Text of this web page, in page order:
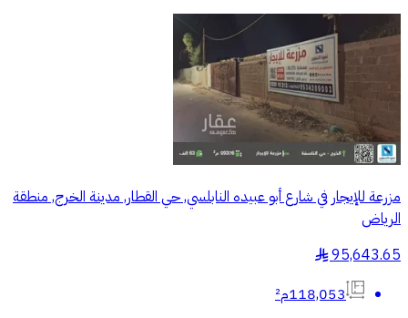
مزرعة للإيجار في شارع أبو عبيده النابلسي, حي القطار, مدينة الخرج, منطقة
الرياض
95,643.65
§
118,053م²